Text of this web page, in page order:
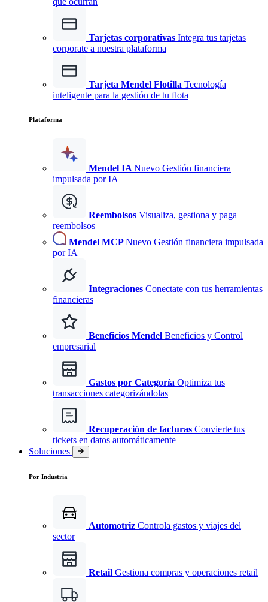
Tarjetas corporativas Integra tus tarjetas
corporate a nuestra plataforma
Tarjeta Mendel Flotilla Tecnología
inteligente para la gestión de tu flota
Plataforma
Mendel IA Nuevo Gestión financiera
impulsada por IA
Reembolsos Visualiza, gestiona y paga
reembolsos
Mendel MCPNuevo Gestión financiera impulsada
por IA
Integraciones Conectate con tus herramientas
financieras
Beneficios Mendel Beneficios y Control
empresarial
Gastos por Categoría Optimiza tus
transacciones categorizándolas
Recuperación de facturas Convierte tus
tickets en datos automáticamente
Soluciones
Por Industria
Automotriz Controla gastos y viajes del
sector
Retail Gestiona compras y operaciones retail